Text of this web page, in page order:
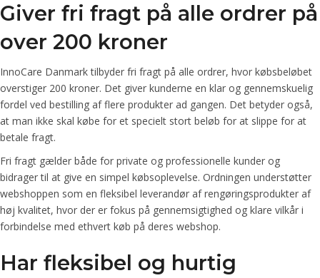
Giver fri fragt på alle ordrer på
over 200 kroner
InnoCare Danmark tilbyder fri fragt på alle ordrer, hvor købsbeløbet
overstiger 200 kroner. Det giver kunderne en klar og gennemskuelig
fordel ved bestilling af flere produkter ad gangen. Det betyder også,
at man ikke skal købe for et specielt stort beløb for at slippe for at
betale fragt.
Fri fragt gælder både for private og professionelle kunder og
bidrager til at give en simpel købsoplevelse. Ordningen understøtter
webshoppen som en fleksibel leverandør af rengøringsprodukter af
høj kvalitet, hvor der er fokus på gennemsigtighed og klare vilkår i
forbindelse med ethvert køb på deres webshop.
Har fleksibel og hurtig